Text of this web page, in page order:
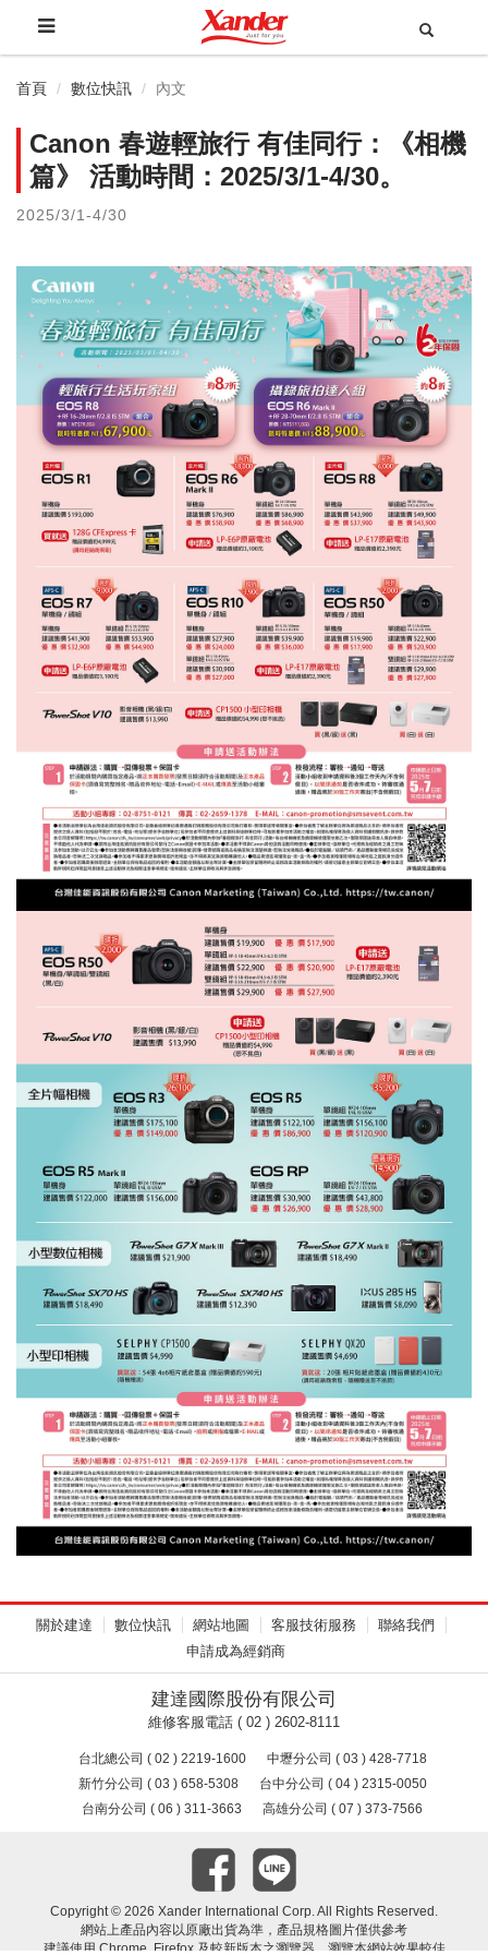
首頁 數位快訊 內文
Canon 春遊輕旅行 有佳同行：《相機
篇》 活動時間：2025/3/1-4/30。
2025/3/1-4/30
關於建達 數位快訊 網站地圖 客服技術服務
聯絡我們
申請成為經銷商
建達國際股份有限公司
維修客服電話 ( 02 ) 2602-8111
台北總公司 ( 02 ) 2219-1600
中壢分公司 ( 03 ) 428-7718
新竹分公司 ( 03 ) 658-5308
台中分公司 ( 04 ) 2315-0050
台南分公司 ( 06 ) 311-3663
高雄分公司 ( 07 ) 373-7566
Copyright © 2026 Xander International Corp. All Rights Reserved.
網站上產品內容以原廠出貨為準，產品規格圖片僅供參考
建議使用 Chrome, Firefox 及較新版本之瀏覽器，瀏覽本網站效果較佳